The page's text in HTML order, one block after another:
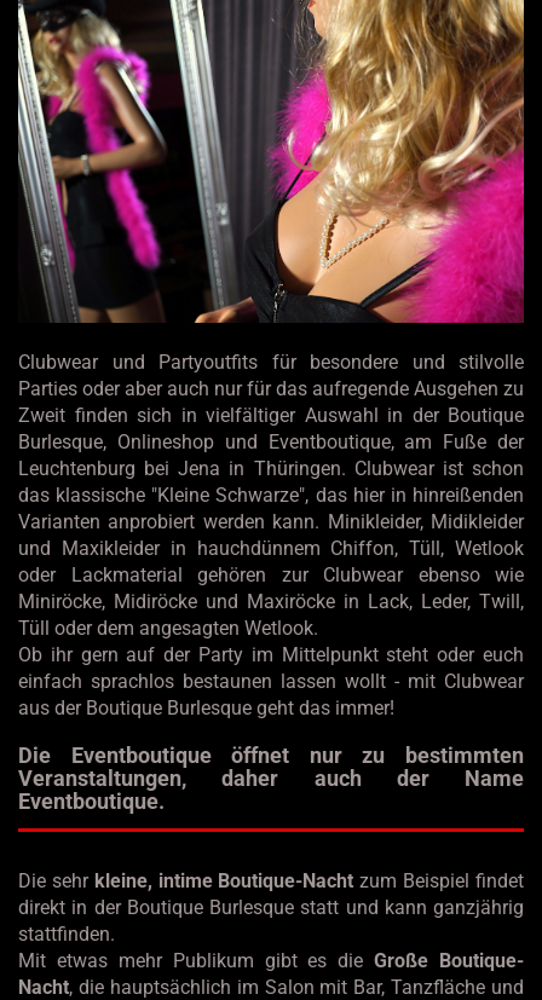
Clubwear und Partyoutfits für besondere und stilvolle
Parties oder aber auch nur für das aufregende Ausgehen zu
Zweit finden sich in vielfältiger Auswahl in der Boutique
Burlesque, Onlineshop und Eventboutique, am Fuße der
Leuchtenburg bei Jena in Thüringen. Clubwear ist schon
das klassische "Kleine Schwarze", das hier in hinreißenden
Varianten anprobiert werden kann. Minikleider, Midikleider
und Maxikleider in hauchdünnem Chiffon, Tüll, Wetlook
oder Lackmaterial gehören zur Clubwear ebenso wie
Miniröcke, Midiröcke und Maxiröcke in Lack, Leder, Twill,
Tüll oder dem angesagten Wetlook.
Ob ihr gern auf der Party im Mittelpunkt steht oder euch
einfach sprachlos bestaunen lassen wollt - mit Clubwear
aus der Boutique Burlesque geht das immer!
Die Eventboutique öffnet nur zu bestimmten
Veranstaltungen, daher auch der Name
Eventboutique.
Die sehr kleine, intime Boutique-Nacht zum Beispiel findet
direkt in der Boutique Burlesque statt und kann ganzjährig
stattfinden.
Mit etwas mehr Publikum gibt es dieGroße Boutique-
Nacht, die hauptsächlich im Salon mit Bar, Tanzfläche und